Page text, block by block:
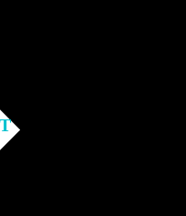
заказа к печати
могут связаться с Вами
телефону или email для
деталей.